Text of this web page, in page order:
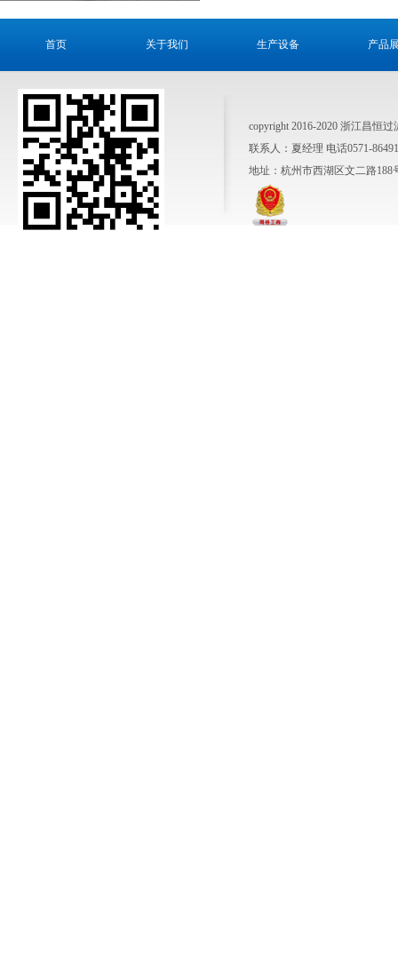
首页 关于我们 生产设备 产品
copyright 2016-2020 浙江昌恒
联系人：夏经理 电话0571-
地址：杭州市西湖区文二路188